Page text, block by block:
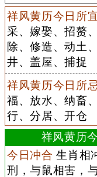
祥风黄历今日所
采、嫁娶、招赘
除、修造、动土
井、盖屋、捕捉
祥风黄历今日所忌
福、放水、纳畜
行、分居、开仓
祥风黄历
今日冲合 生肖相
刑，与鼠相害，